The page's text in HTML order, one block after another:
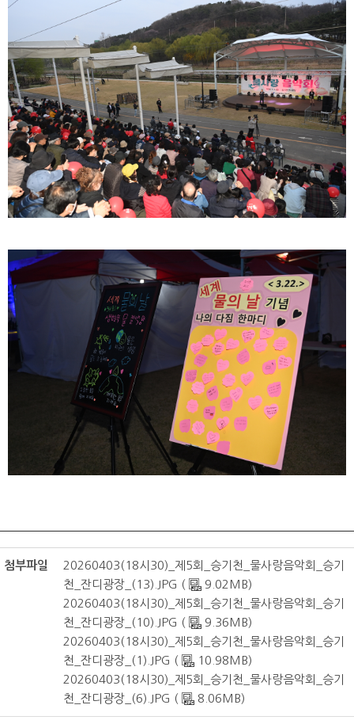
첨부파일
20260403(18시30)_제5회_승기천_물사랑음악회_승기
천_잔디광장_(13).JPG (
9.02MB)
20260403(18시30)_제5회_승기천_물사랑음악회_승기
천_잔디광장_(10).JPG (
9.36MB)
20260403(18시30)_제5회_승기천_물사랑음악회_승기
천_잔디광장_(1).JPG (
10.98MB)
20260403(18시30)_제5회_승기천_물사랑음악회_승기
천_잔디광장_(6).JPG (
8.06MB)